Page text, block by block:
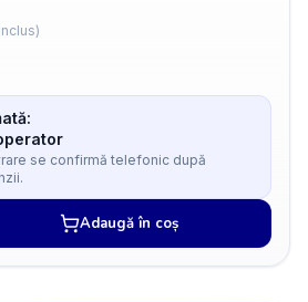
se confirmă telefonic după
Adaugă în coș